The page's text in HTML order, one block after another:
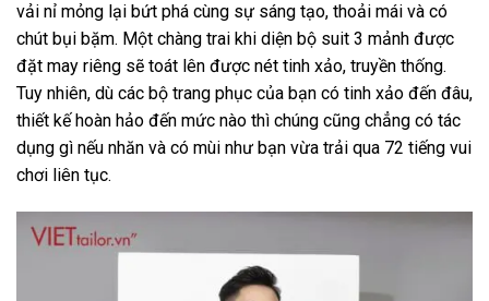
vải nỉ mỏng lại bứt phá cùng sự sáng tạo, thoải mái và có
chút bụi bặm. Một chàng trai khi diện bộ suit 3 mảnh được
đặt may riêng sẽ toát lên được nét tinh xảo, truyền thống.
Tuy nhiên, dù các bộ trang phục của bạn có tinh xảo đến đâu,
thiết kế hoàn hảo đến mức nào thì chúng cũng chẳng có tác
dụng gì nếu nhăn và có mùi như bạn vừa trải qua 72 tiếng vui
chơi liên tục.